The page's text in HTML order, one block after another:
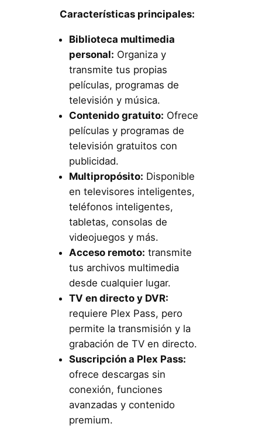
Características principales:
Biblioteca multimedia
personal: Organiza y
transmite tus propias
películas, programas de
televisión y música.
Contenido gratuito: Ofrece
películas y programas de
televisión gratuitos con
publicidad.
Multipropósito: Disponible
en televisores inteligentes,
teléfonos inteligentes,
tabletas, consolas de
videojuegos y más.
Acceso remoto: transmite
tus archivos multimedia
desde cualquier lugar.
TV en directo y DVR:
requiere Plex Pass, pero
permite la transmisión y la
grabación de TV en directo.
Suscripción a Plex Pass:
ofrece descargas sin
conexión, funciones
avanzadas y contenido
premium.